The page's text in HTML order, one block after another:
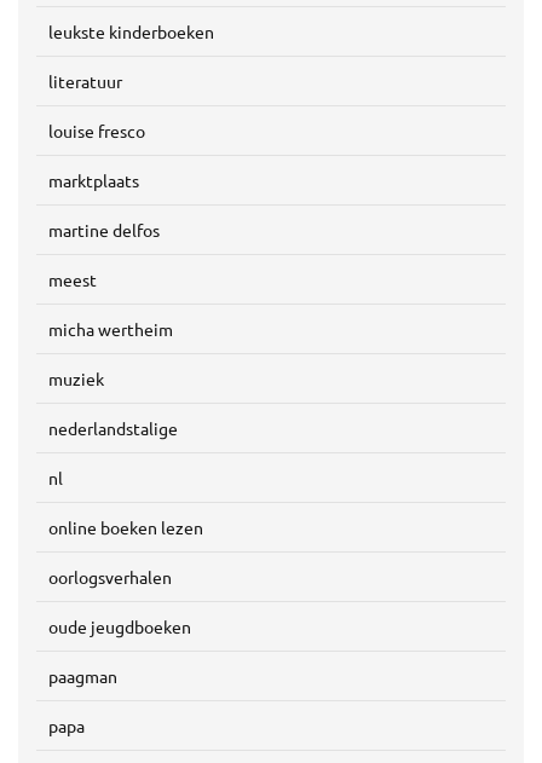
leukste kinderboeken
literatuur
louise fresco
marktplaats
martine delfos
meest
micha wertheim
muziek
nederlandstalige
nl
online boeken lezen
oorlogsverhalen
oude jeugdboeken
paagman
papa